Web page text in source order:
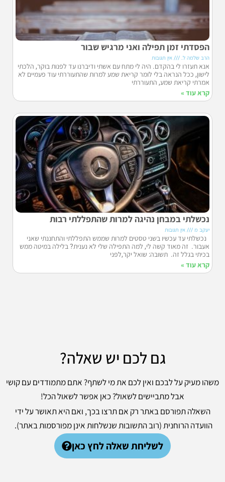
הפסדתי זמן תפילה ואני מרגיש שבור
הרב שלמה ל. אין תגובות
אנא תעזרו לי בהקדם. היה לי מתח עם אשתי ודיברנו עד לפנות בוקר, הלכתי
לישון, ככל הנראה בלי לומר קריאת שמע למרות שהתעוררתי עוד פעמיים לא
אמרתי קריאת שמע, התעוררתי
קרא עוד »
נכשלתי במבחן נהיגה למרות שהתפללתי רבות
יעקב מ אין תגובות
נכשלתי עד עכשיו בשני טסטים למרות שממש התפללתי והתחננתי שאני
אעבור. זה מאוד קשה לי, למה התפילה שלי לא נענית? בלילה במיטה ממש
בכיתי בגלל זה. תשובה: שואל יקר,לפני
קרא עוד »
גם לכם יש שאלה?
משהו מעיק על לבכם ואין לכם את מי לשתף? אתם מתמודדים עם קושי
אבל מתביישים לשאול? כאן אפשר לשאול הכל!
השאלה תפורסם באתר רק אם תרצו בכך, ואם היא תאושר על ידי
הוועדה הרוחנית (רוב התשובות שנשלחות אינן מפורסמות באתר).
לשליחת שאלה לחץ כאן